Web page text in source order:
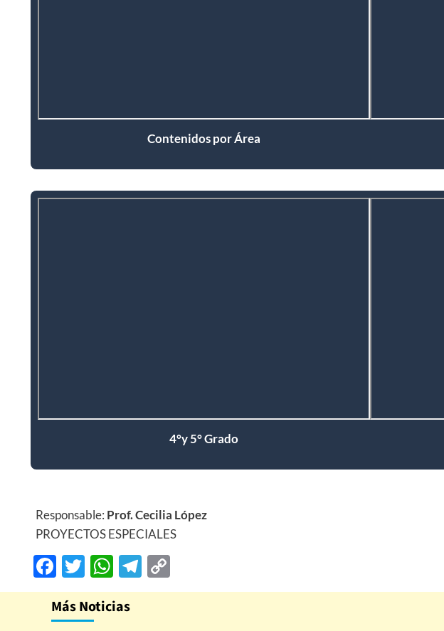
Contenidos por Área
4°y 5° Grado
Responsable: Prof. Cecilia López
PROYECTOS ESPECIALES
Facebook
Twitter
WhatsApp
Telegram
Copy
Link
Más Noticias